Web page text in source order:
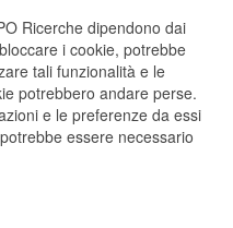
Ricerche dipendono dai
i cookie, potrebbe
tali funzionalità e le
potrebbero andare perse.
e le preferenze da essi
essere necessario